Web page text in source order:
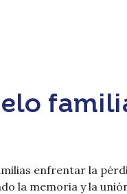
enfrentar la
la memoria y la